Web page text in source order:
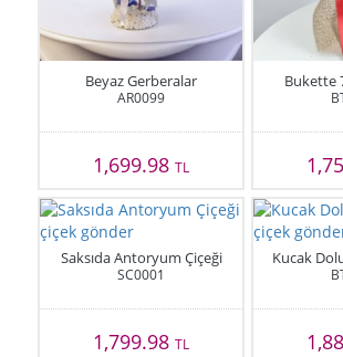
Beyaz Gerberalar
AR0099
1,699.98TL
Bukette
Saksıda Antoryum Çiçeği
SC0001
1,799.98TL
Kucak